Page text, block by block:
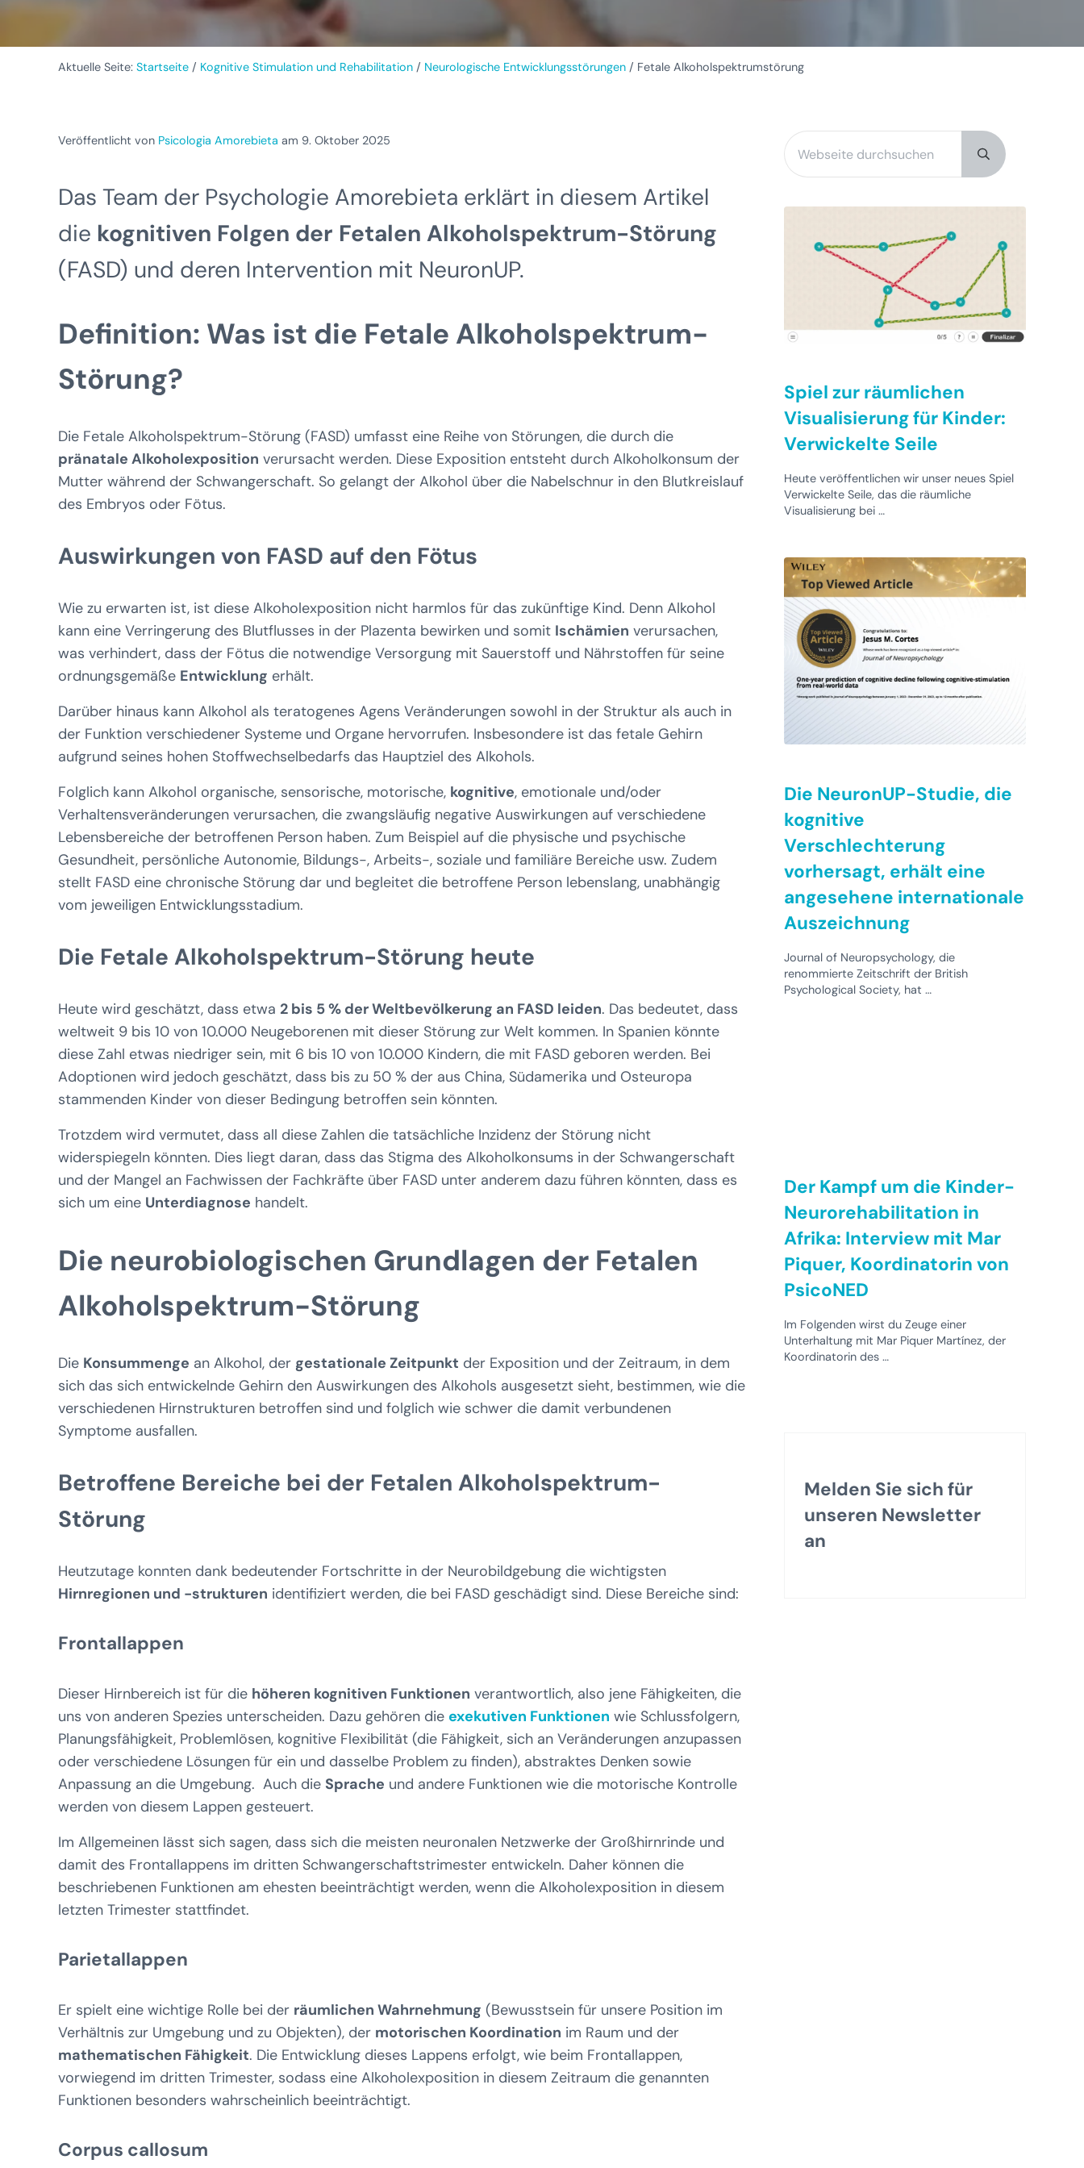
Aktuelle Seite: Startseite / Kognitive Stimulation und Rehabilitation / Neurologische Entwicklungsstörungen / Fetale Alkoholspektrumstörung
Veröffentlicht von Psicologia Amorebieta am 9. Oktober 2025
Das Team der Psychologie Amorebieta erklärt in diesem Artikel
die kognitiven Folgen der Fetalen Alkoholspektrum-Störung
(FASD) und deren Intervention mit NeuronUP.
Definition: Was ist die Fetale Alkoholspektrum-
Störung?
Die Fetale Alkoholspektrum-Störung (FASD) umfasst eine Reihe von Störungen, die durch die
pränatale Alkoholexposition verursacht werden. Diese Exposition entsteht durch Alkoholkonsum der
Mutter während der Schwangerschaft. So gelangt der Alkohol über die Nabelschnur in den Blutkreislauf
des Embryos oder Fötus.
Auswirkungen von FASD auf den Fötus
Wie zu erwarten ist, ist diese Alkoholexposition nicht harmlos für das zukünftige Kind. Denn Alkohol
kann eine Verringerung des Blutflusses in der Plazenta bewirken und somit Ischämien verursachen,
was verhindert, dass der Fötus die notwendige Versorgung mit Sauerstoff und Nährstoffen für seine
ordnungsgemäße Entwicklung erhält.
Darüber hinaus kann Alkohol als teratogenes Agens Veränderungen sowohl in der Struktur als auch in
der Funktion verschiedener Systeme und Organe hervorrufen. Insbesondere ist das fetale Gehirn
aufgrund seines hohen Stoffwechselbedarfs das Hauptziel des Alkohols.
Folglich kann Alkohol organische, sensorische, motorische, kognitive, emotionale und/oder
Verhaltensveränderungen verursachen, die zwangsläufig negative Auswirkungen auf verschiedene
Lebensbereiche der betroffenen Person haben. Zum Beispiel auf die physische und psychische
Gesundheit, persönliche Autonomie, Bildungs-, Arbeits-, soziale und familiäre Bereiche usw. Zudem
stellt FASD eine chronische Störung dar und begleitet die betroffene Person lebenslang, unabhängig
vom jeweiligen Entwicklungsstadium.
Die Fetale Alkoholspektrum-Störung heute
Heute wird geschätzt, dass etwa 2 bis 5 % der Weltbevölkerung an FASD leiden. Das bedeutet, dass
weltweit 9 bis 10 von 10.000 Neugeborenen mit dieser Störung zur Welt kommen. In Spanien könnte
diese Zahl etwas niedriger sein, mit 6 bis 10 von 10.000 Kindern, die mit FASD geboren werden. Bei
Adoptionen wird jedoch geschätzt, dass bis zu 50 % der aus China, Südamerika und Osteuropa
stammenden Kinder von dieser Bedingung betroffen sein könnten.
Trotzdem wird vermutet, dass all diese Zahlen die tatsächliche Inzidenz der Störung nicht
widerspiegeln könnten. Dies liegt daran, dass das Stigma des Alkoholkonsums in der Schwangerschaft
und der Mangel an Fachwissen der Fachkräfte über FASD unter anderem dazu führen könnten, dass es
sich um eine Unterdiagnose handelt.
Die neurobiologischen Grundlagen der Fetalen
Alkoholspektrum-Störung
Die Konsummenge an Alkohol, der gestationale Zeitpunkt der Exposition und der Zeitraum, in dem
sich das sich entwickelnde Gehirn den Auswirkungen des Alkohols ausgesetzt sieht, bestimmen, wie die
verschiedenen Hirnstrukturen betroffen sind und folglich wie schwer die damit verbundenen
Symptome ausfallen.
Betroffene Bereiche bei der Fetalen Alkoholspektrum-
Störung
Heutzutage konnten dank bedeutender Fortschritte in der Neurobildgebung die wichtigsten
Hirnregionen und -strukturen identifiziert werden, die bei FASD geschädigt sind. Diese Bereiche sind:
Frontallappen
Dieser Hirnbereich ist für die höheren kognitiven Funktionen verantwortlich, also jene Fähigkeiten, die
uns von anderen Spezies unterscheiden. Dazu gehören die exekutiven Funktionen wie Schlussfolgern,
Planungsfähigkeit, Problemlösen, kognitive Flexibilität (die Fähigkeit, sich an Veränderungen anzupassen
oder verschiedene Lösungen für ein und dasselbe Problem zu finden), abstraktes Denken sowie
Anpassung an die Umgebung. Auch die Sprache und andere Funktionen wie die motorische Kontrolle
werden von diesem Lappen gesteuert.
Im Allgemeinen lässt sich sagen, dass sich die meisten neuronalen Netzwerke der Großhirnrinde und
damit des Frontallappens im dritten Schwangerschaftstrimester entwickeln. Daher können die
beschriebenen Funktionen am ehesten beeinträchtigt werden, wenn die Alkoholexposition in diesem
letzten Trimester stattfindet.
Parietallappen
Er spielt eine wichtige Rolle bei der räumlichen Wahrnehmung (Bewusstsein für unsere Position im
Verhältnis zur Umgebung und zu Objekten), der motorischen Koordination im Raum und der
mathematischen Fähigkeit. Die Entwicklung dieses Lappens erfolgt, wie beim Frontallappen,
vorwiegend im dritten Trimester, sodass eine Alkoholexposition in diesem Zeitraum die genannten
Funktionen besonders wahrscheinlich beeinträchtigt.
Corpus callosum
Sidebar
Webseite durchsuchen
Submit search
Spiel zur räumlichen
Visualisierung für Kinder:
Verwickelte Seile
Heute veröffentlichen wir unser neues Spiel
Verwickelte Seile, das die räumliche
Visualisierung bei …
Die NeuronUP-Studie, die
kognitive
Verschlechterung
vorhersagt, erhält eine
angesehene internationale
Auszeichnung
Journal of Neuropsychology, die
renommierte Zeitschrift der British
Psychological Society, hat …
Der Kampf um die Kinder-
Neurorehabilitation in
Afrika: Interview mit Mar
Piquer, Koordinatorin von
PsicoNED
Im Folgenden wirst du Zeuge einer
Unterhaltung mit Mar Piquer Martínez, der
Koordinatorin des …
Melden Sie sich für
unseren Newsletter
an